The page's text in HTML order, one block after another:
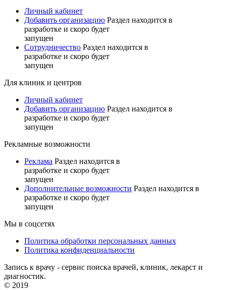
Личный кабинет
Добавить организацию Раздел находится в
разработке и скоро будет
запущен
Сотрудничество Раздел находится в
разработке и скоро будет
запущен
Для клиник и центров
Личный кабинет
Добавить организацию Раздел находится в
разработке и скоро будет
запущен
Рекламные возможности
Реклама Раздел находится в
разработке и скоро будет
запущен
Дополнительные возможности Раздел находится в
разработке и скоро будет
запущен
Мы в соцсетях
Политика обработки персональных данных
Политика конфиденциальности
Запись к врачу - сервис поиска врачей, клиник, лекарст и
диагностик.
© 2019